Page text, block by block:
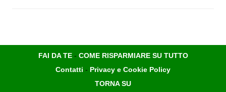
FAI DA TE- COME RISPARMIARE SU TUTTO
Contatti - Privacy e Cookie Policy
TORNA SU